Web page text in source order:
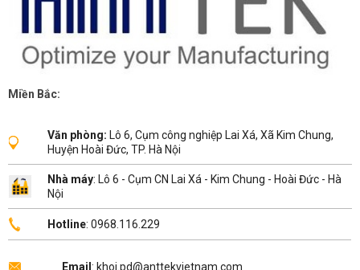
Miền Bắc:
Văn phòng: Lô 6, Cụm công nghiệp Lai Xá, Xã Kim Chung,
Huyện Hoài Đức, TP. Hà Nội
Nhà máy: Lô 6 - Cụm CN Lai Xá - Kim Chung - Hoài Đức - Hà
Nội
Hotline: 0968.116.229
Email : khoi.pd@anttekvietnam.com